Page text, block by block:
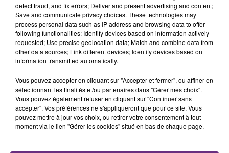
Mentions Légales
Gestion des cookies
Plan du site
detect fraud, and fix errors; Deliver and present advertising and content;
Save and communicate privacy choices. These technologies may
process personal data such as IP address and browsing data to offer
following functionalities: Identify devices based on information actively
requested; Use precise geolocation data; Match and combine data from
other data sources; Link different devices; Identify devices based on
information transmitted automatically.
Vous pouvez accepter en cliquant sur "Accepter et fermer", ou affiner en
sélectionnant les finalités et/ou partenaires dans "Gérer mes choix".
Vous pouvez également refuser en cliquant sur "Continuer sans
accepter". Vos préférences ne s'appliqueront que pour ce site. Vous
pouvez mettre à jour vos choix, ou retirer votre consentement à tout
moment via le lien "Gérer les cookies" situé en bas de chaque page.